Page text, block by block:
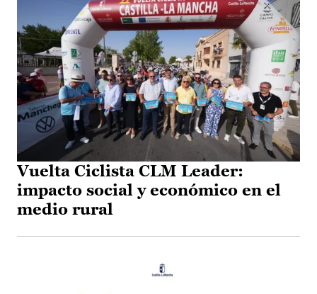
Vuelta Ciclista CLM Leader:
impacto social y económico en el
medio rural